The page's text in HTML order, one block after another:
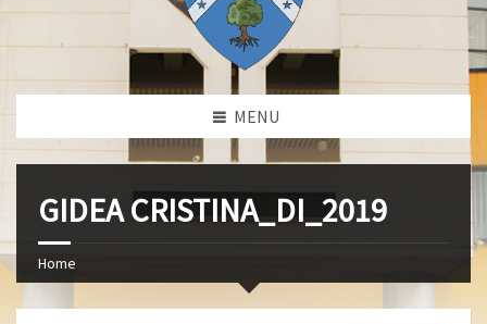
MENU
GIDEA CRISTINA_DI_2019
Home